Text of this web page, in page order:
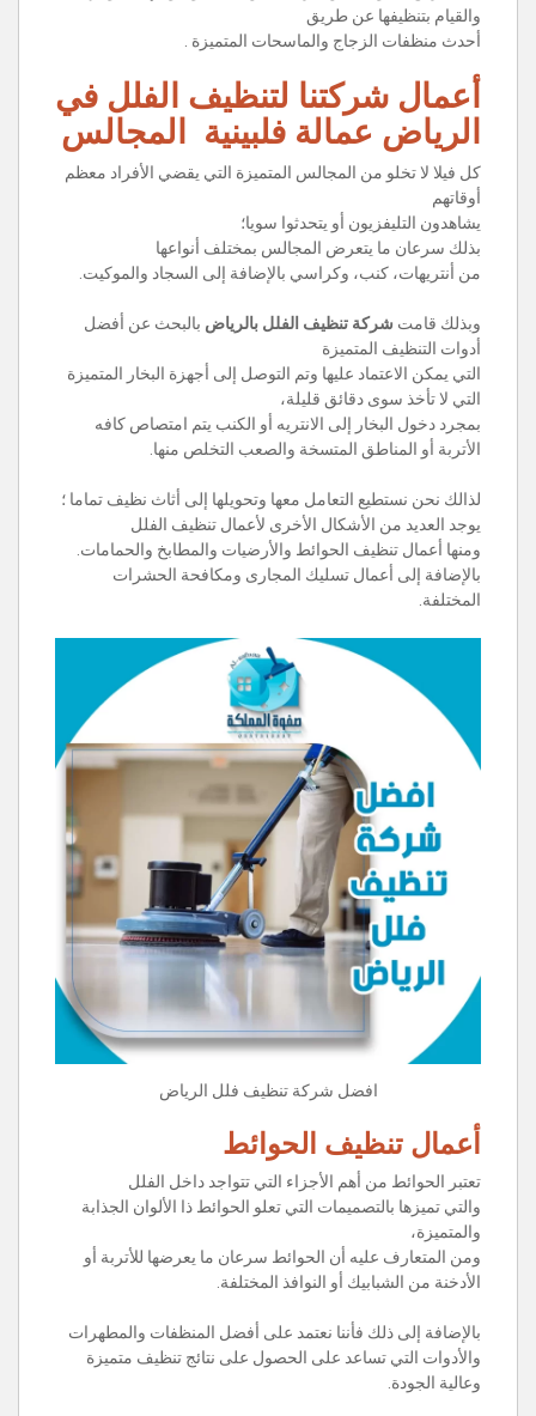
والقيام بتنظيفها عن طريق
أحدث منظفات الزجاج والماسحات المتميزة .
أعمال شركتنا لتنظيف الفلل في
الرياض عمالة فلبينية المجالس
كل فيلا لا تخلو من المجالس المتميزة التي يقضي الأفراد معظم
أوقاتهم
يشاهدون التليفزيون أو يتحدثوا سويا؛
بذلك سرعان ما يتعرض المجالس بمختلف أنواعها
من أنتريهات، كنب، وكراسي بالإضافة إلى السجاد والموكيت.
وبذلك قامت شركة تنظيف الفلل بالرياض بالبحث عن أفضل
أدوات التنظيف المتميزة
التي يمكن الاعتماد عليها وتم التوصل إلى أجهزة البخار المتميزة
التي لا تأخذ سوى دقائق قليلة،
بمجرد دخول البخار إلى الانتريه أو الكنب يتم امتصاص كافه
الأتربة أو المناطق المتسخة والصعب التخلص منها.
لذالك نحن نستطيع التعامل معها وتحويلها إلى أثاث نظيف تماما ؛
يوجد العديد من الأشكال الأخرى لأعمال تنظيف الفلل
ومنها أعمال تنظيف الحوائط والأرضيات والمطابخ والحمامات.
بالإضافة إلى أعمال تسليك المجارى ومكافحة الحشرات
المختلفة.
افضل شركة تنظيف فلل الرياض
أعمال تنظيف الحوائط
تعتبر الحوائط من أهم الأجزاء التي تتواجد داخل الفلل
والتي تميزها بالتصميمات التي تعلو الحوائط ذا الألوان الجذابة
والمتميزة،
ومن المتعارف عليه أن الحوائط سرعان ما يعرضها للأتربة أو
الأدخنة من الشبابيك أو النوافذ المختلفة.
بالإضافة إلى ذلك فأننا نعتمد على أفضل المنظفات والمطهرات
والأدوات التي تساعد على الحصول على نتائج تنظيف متميزة
وعالية الجودة.